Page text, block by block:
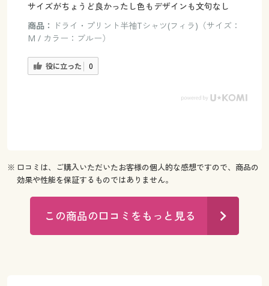
サイズがちょうど良かったし色もデザインも文句なし
商品：
ドライ・プリント半袖Tシャツ(フィラ)（サイズ：
M / カラー：ブルー）
役に立った 0
※ 口コミは、ご購入いただいたお客様の個人的な感想ですので、商品の
効果や性能を保証するものではありません。
この商品の口コミをもっと見る